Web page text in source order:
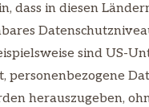
dass in diesen
sind US-
personenbezogene
herauszugeben,